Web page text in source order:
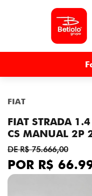
FIAT
FIAT STRADA
CS MANUAL 2P
DE R$ 75.666,00
POR R$